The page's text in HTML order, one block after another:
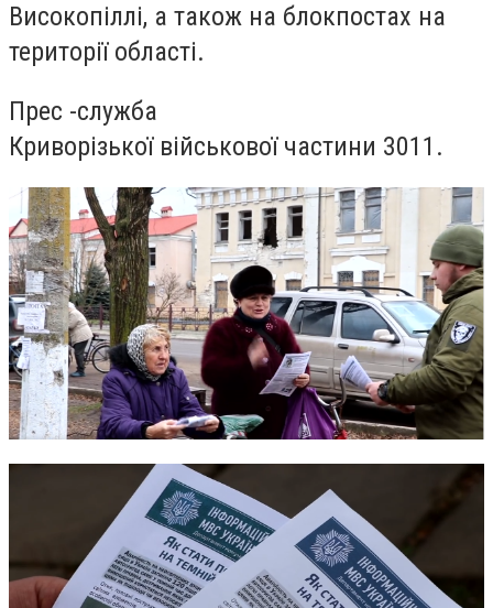
Високопіллі, а також на блокпостах на
території області.
Прес -служба
Криворізькоївійськовоїчастини 3011.